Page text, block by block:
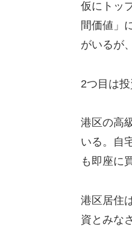
仮にトッ
間価値」
がいるが
2つ目は投
港区の高
いる。自
も即座に
港区居住
資とみな